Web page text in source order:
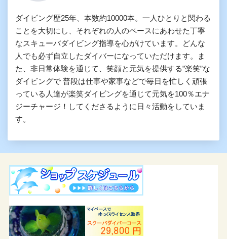
ダイビング歴25年、本数約10000本。一人ひとりと関わる
ことを大切にし、それぞれの人のペースにあわせた丁寧
なスキューバダイビング指導を心がけています。どんな
人でも必ず自立したダイバーになっていただけます。ま
た、非日常体験を通じて、笑顔と元気を提供する”楽笑”な
ダイビングで 普段は仕事や家事などで毎日を忙しく頑張
っている人達が楽笑ダイビングを通じて元気を100％エナ
ジーチャージ！してくださるように日々活動をしていま
す。